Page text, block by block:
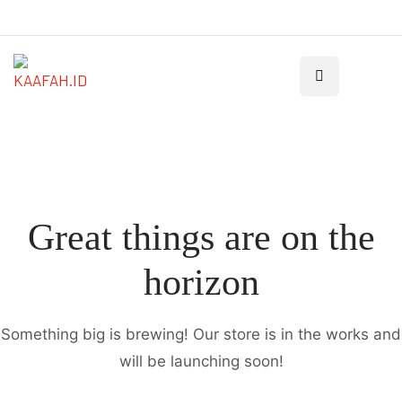
Great things are on the
horizon
Something big is brewing! Our store is in the works and
will be launching soon!